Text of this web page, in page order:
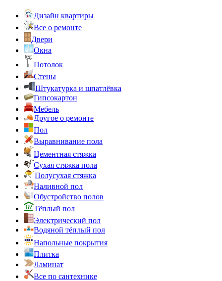
Дизайн квартиры
Все о ремонте
Двери
Окна
Потолок
Стены
Штукатурка и шпатлёвка
Гипсокартон
Мебель
Другое о ремонте
Пол
Выравнивание пола
Цементная стяжка
Сухая стяжка пола
Полусухая стяжка
Наливной пол
Обустройство полов
Тёплый пол
Электрический пол
Водяной тёплый пол
Напольные покрытия
Плитка
Ламинат
Все по сантехнике